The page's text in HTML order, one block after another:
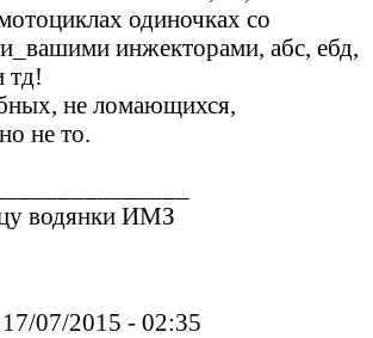
одиночках со
инжекторами, абс, ебд,
тд!
не ломающихся,
не то.
водянки ИМЗ
07/2015 - 02:35